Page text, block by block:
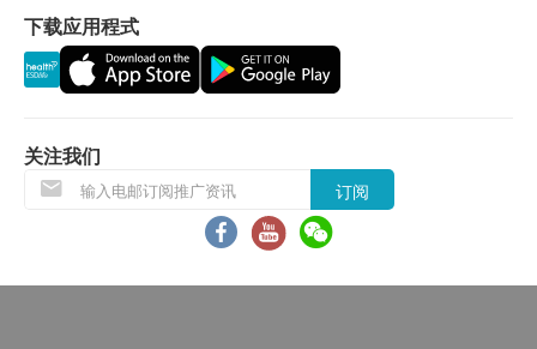
1. 货品质量保證，於顾客收到产品当日起计，食用期
应最少有6个月或以上。
换货条款
有损毁情况，一经确认签收，恕不接受退换。
2. 退换产品必须包装完整，如退换之产品有任何残缺
或过期退回，供应商有权不受理。
3. 如有其他损坏或遗漏查询，顾客必须保留有效收据
下载应用程式
关注我们
订阅